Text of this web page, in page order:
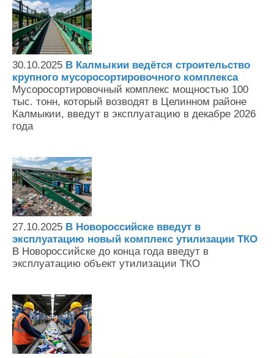
Мировые новости
О нас
Контакты
Оставить заявку
30.10.2025 В Калмыкии ведётся строительство
крупного мусоросортировочного комплекса
Мусоросортировочный комплекс мощностью 100
тыс. тонн, который возводят в Целинном районе
Калмыкии, введут в эксплуатацию в декабре 2026
года
27.10.2025 В Новороссийске введут в
эксплуатацию новый комплекс утилизации ТКО
В Новороссийске до конца года введут в
эксплуатацию объект утилизации ТКО